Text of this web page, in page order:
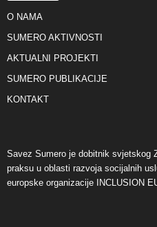
O NAMA
SUMERO AKTIVNOSTI
AKTUALNI PROJEKTI
SUMERO PUBLIKACIJE
KONTAKT
Savez Sumero je dobitnik svjetskog
praksu u oblasti razvoja socijalnih
europske organizacije INCLUSION